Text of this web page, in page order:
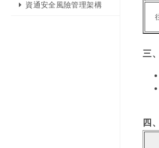
資通安全風險管理架構
三
四